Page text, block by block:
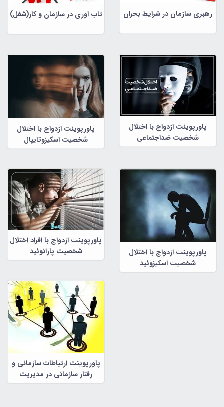
رهبری سازمان در شرایط بحران تاب آوری در سازمان و کار(شغل)
پاورپوینت ازدواج با اختلال
شخصیت ضداجتماعی
پاورپوینت ازدواج با اختلال
شخصیت اسکیزوتایپال
پاورپوینت ازدواج با اختلال
شخصیت اسکیزوئید
پاورپوینت ازدواج با افراد اختلال
شخصیت پارانوئید
پاورپوینت ارتباطات سازمانی و
رفتار سازمانی در مدیریت
سازمانی